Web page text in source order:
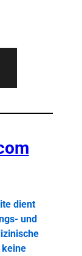
dient
und
keine